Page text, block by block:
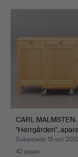
CARL MALMSTEN.
"Herrgården",
Åfo…
Subastado 13 oct
42 pujas